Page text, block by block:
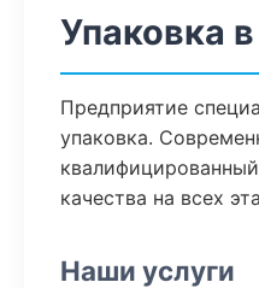
Упаковка
Предприятие
упаковка.
качества на всех
Наши услуги